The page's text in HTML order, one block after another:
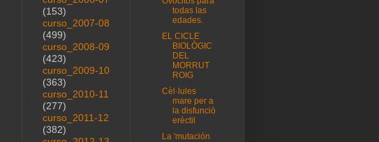
(153)
curso_2007-08
(499)
curso_2008-09
(423)
curso_2009-10
(363)
curso_2010-11
(277)
curso_2011-12
(382)
todas las
edades.
EL CICLE
BIOLÒGIC
DEL
MORRUT
ROIG
Cèl·lules
mare per a
la disfunció
erèctil
La 'mutación